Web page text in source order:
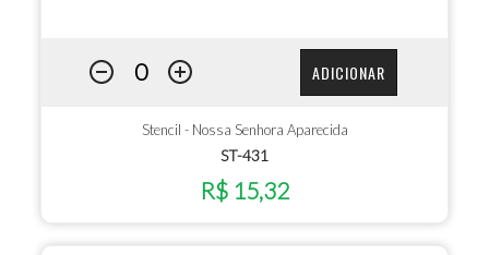
ADICIONAR
Stencil - Nossa Senhora Aparecida
ST-431
R$ 15,32